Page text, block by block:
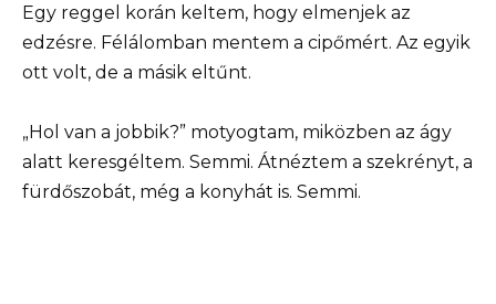
Egy reggel korán keltem, hogy elmenjek az
edzésre. Félálomban mentem a cipőmért. Az egyik
ott volt, de a másik eltűnt.
„Hol van a jobbik?” motyogtam, miközben az ágy
alatt keresgéltem. Semmi. Átnéztem a szekrényt, a
fürdőszobát, még a konyhát is. Semmi.